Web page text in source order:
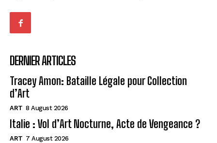
DERNIER ARTICLES
Tracey Amon: Bataille Légale pour Collection
d’Art
ART 8 August 2026
Italie : Vol d’Art Nocturne, Acte de Vengeance ?
ART 7 August 2026